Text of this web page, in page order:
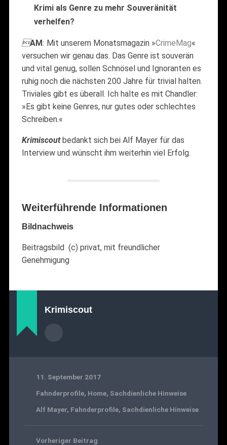
Krimi als Genre zu mehr Souveränität
verhelfen?
AM: Mit unserem Monatsmagazin »CrimeMag«
versuchen wir genau das. Das Genre ist souverän
und vital genug, sollen Schnösel und Ignoranten es
ruhig noch die nächsten 200 Jahre für trivial halten.
Triviales gibt es überall. Ich halte es mit Chandler:
»Es gibt keine Genres, nur gutes oder schlechtes
Schreiben.«
Krimiscoutbedankt sich bei Alf Mayer für das
Interview und wünscht ihm weiterhin viel Erfolg.
Weiterführende Informationen
Bildnachweis
Beitragsbild (c) privat, mit freundlicher
Genehmigung
Krimiscout
11. September 2017
Fahnderprofile, Home, Sachdienliche Hinweise
Alf Mayer, Fahnderprofile, Sachdienliche Hinweise
Vorheriger Beitrag